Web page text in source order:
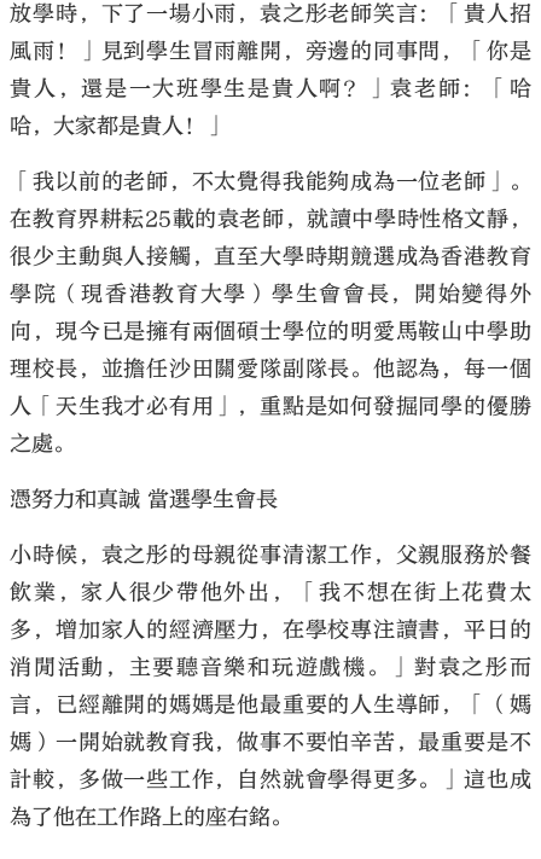
放學時，下了一場小雨，袁之彤老師笑言：「貴人招
風雨！」見到學生冒雨離開，旁邊的同事問，「你是
貴人，還是一大班學生是貴人啊？」袁老師：「哈
哈，大家都是貴人！」
「我以前的老師，不太覺得我能夠成為一位老師」。
在教育界耕耘25載的袁老師，就讀中學時性格文靜，
很少主動與人接觸，直至大學時期競選成為香港教育
學院（現香港教育大學）學生會會長，開始變得外
向，現今已是擁有兩個碩士學位的明愛馬鞍山中學助
理校長，並擔任沙田關愛隊副隊長。他認為，每一個
人「天生我才必有用」，重點是如何發掘同學的優勝
之處。
憑努力和真誠 當選學生會長
小時候，袁之彤的母親從事清潔工作，父親服務於餐
飲業，家人很少帶他外出，「我不想在街上花費太
多，增加家人的經濟壓力，在學校專注讀書，平日的
消閒活動，主要聽音樂和玩遊戲機。」對袁之彤而
言，已經離開的媽媽是他最重要的人生導師，「（媽
媽）一開始就教育我，做事不要怕辛苦，最重要是不
計較，多做一些工作，自然就會學得更多。」這也成
為了他在工作路上的座右銘。